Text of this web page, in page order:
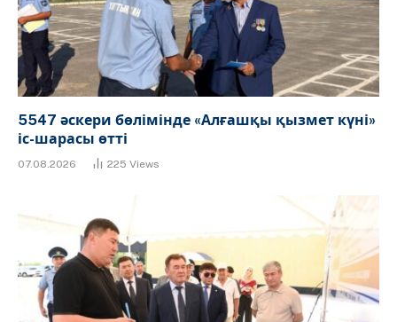
5547 әскери бөлімінде «Алғашқы қызмет күні»
іс-шарасы өтті
07.08.2026 225 Views